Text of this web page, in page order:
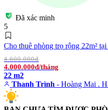
Đã xác minh
5
Cho thuê phòng trọ rộng 22m²
4.600.000đ
4.000.000đ/tháng
22 m2
Thanh Trình - Hoàng Mai .